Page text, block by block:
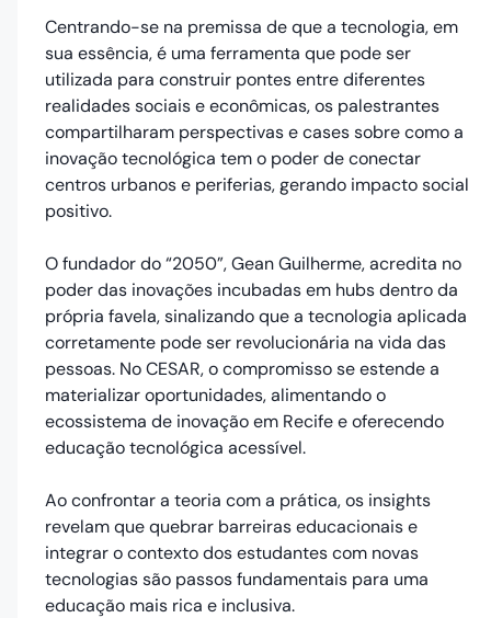
Centrando-se na premissa de que a tecnologia, em
sua essência, é uma ferramenta que pode ser
utilizada para construir pontes entre diferentes
realidades sociais e econômicas, os palestrantes
compartilharam perspectivas e cases sobre como a
inovação tecnológica tem o poder de conectar
centros urbanos e periferias, gerando impacto social
positivo.
O fundador do “2050”, Gean Guilherme, acredita no
poder das inovações incubadas em hubs dentro da
própria favela, sinalizando que a tecnologia aplicada
corretamente pode ser revolucionária na vida das
pessoas. No CESAR, o compromisso se estende a
materializar oportunidades, alimentando o
ecossistema de inovação em Recife e oferecendo
educação tecnológica acessível.
Ao confrontar a teoria com a prática, os insights
revelam que quebrar barreiras educacionais e
integrar o contexto dos estudantes com novas
tecnologias são passos fundamentais para uma
educação mais rica e inclusiva.